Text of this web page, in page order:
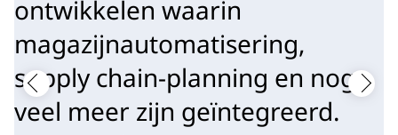
ontwikkelen waarin
magazijnautomatisering,
supply chain-planning en nog
veel meer zijn geïntegreerd.